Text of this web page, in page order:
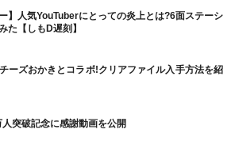
ー】人気YouTuberにとっての炎上とは?6面ステーシ
た【しもD遅刻】
ーズおかきとコラボ!クリアファイル入手方法を紹
突破記念に感謝動画を公開